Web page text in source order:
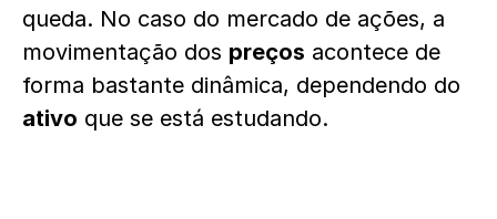
queda. No caso do mercado de ações, a
movimentação dos preços acontece de
forma bastante dinâmica, dependendo do
ativo que se está estudando.